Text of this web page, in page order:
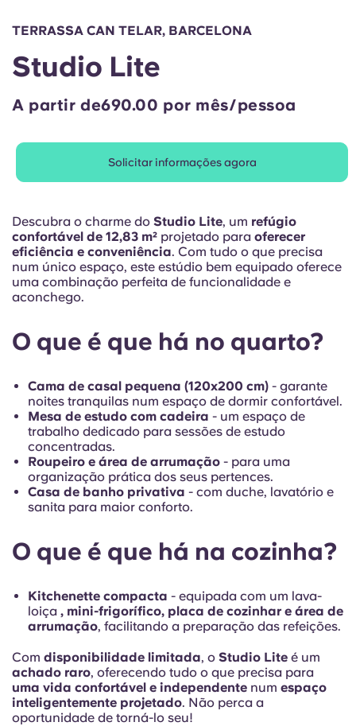
Chinese
Español
Català
Italian
French
Portuguese
TERRASSA CAN TELAR, BARCELONA
Studio Lite
A partir de690.00 por mês/pessoa
Solicitar informações agora
Descubra o charme do Studio Lite, um refúgio
confortável de 12,83 m² projetado para oferecer
eficiência e conveniência. Com tudo o que precisa
num único espaço, este estúdio bem equipado oferece
uma combinação perfeita de funcionalidade e
aconchego.
O que é que há no quarto?
Cama de casal pequena (120x200 cm) - garante
noites tranquilas num espaço de dormir confortável.
Mesa de estudo com cadeira - um espaço de
trabalho dedicado para sessões de estudo
concentradas.
Roupeiro e área de arrumação - para uma
organização prática dos seus pertences.
Casa de banho privativa - com duche, lavatório e
sanita para maior conforto.
O que é que há na cozinha?
Kitchenette compacta - equipada com um lava-
loiça , mini-frigorífico, placa de cozinhar e área de
arrumação, facilitando a preparação das refeições.
Com disponibilidade limitada, o Studio Lite é um
achado raro, oferecendo tudo o que precisa para
uma vida confortável e independente num espaço
inteligentemente projetado. Não perca a
oportunidade de torná-lo seu!